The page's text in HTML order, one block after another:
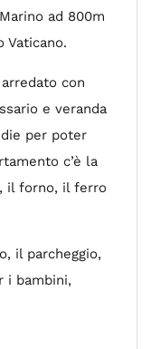
ad 800m
Vaticano.
con
e veranda
per poter
c’è la
il forno, il ferro
il parcheggio,
i bambini,